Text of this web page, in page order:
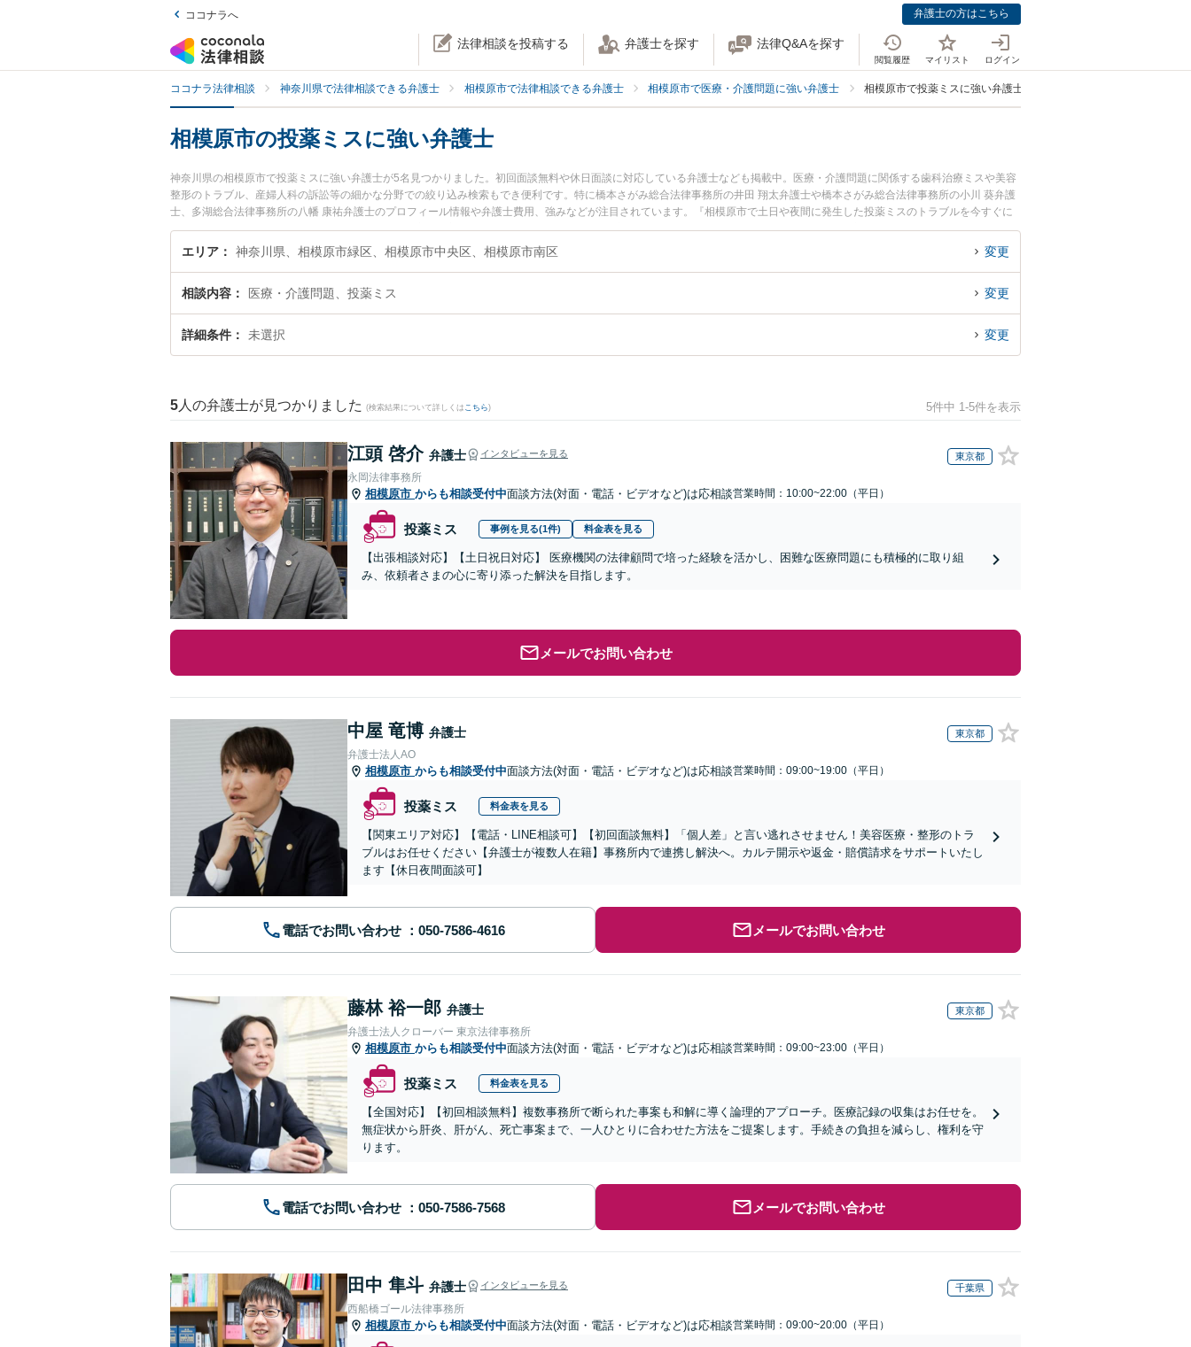
ココナラへ 弁護士の方はこちら
法律相談を投稿する 弁護士を探す 法律Q&Aを探す
閲覧履歴 マイリスト ログイン
ココナラ法律相談 神奈川県で法律相談できる弁護士 相模原市で法律相談できる弁護士 相模原市で医療・介護問題に強い弁護士 相模原市で投薬ミスに強い弁護士
相模原市の投薬ミスに強い弁護士
神奈川県の相模原市で投薬ミスに強い弁護士が5名見つかりました。初回面談無料や休日面談に対応している弁護士なども掲載中。医療・介護問題に関係する歯科治療ミスや美容
整形のトラブル、産婦人科の訴訟等の細かな分野での絞り込み検索もでき便利です。特に橋本さがみ総合法律事務所の井田 翔太弁護士や橋本さがみ総合法律事務所の小川 葵弁護
士、多湖総合法律事務所の八幡 康祐弁護士のプロフィール情報や弁護士費用、強みなどが注目されています。『相模原市で土日や夜間に発生した投薬ミスのトラブルを今すぐに
弁護士に相談したい』『投薬ミスのトラブル解決の実績豊富な近くの弁護士を検索したい』『初回相談無料で投薬ミスを法律相談できる相模原市内の弁護士に相談予約したい』な
どでお困りの相談者さんにおすすめです。
エリア 神奈川県、相模原市緑区、相模原市中央区、相模原市南区 変更
相談内容 医療・介護問題、投薬ミス 変更
詳細条件 未選択 変更
5 人の弁護士が見つかりました (検索結果について詳しくは こちら) 5件中 1-5件を表示
江頭 啓介 弁護士 インタビューを見る 東京都
永岡法律事務所
相模原市 からも相談受付中面談方法(対面・電話・ビデオなど)は応相談営業時間：10:00~22:00（平日）
投薬ミス 事例を見る(1件) 料金表を見る
【出張相談対応】【土日祝日対応】 医療機関の法律顧問で培った経験を活かし、困難な医療問題にも積極的に取り組
み、依頼者さまの心に寄り添った解決を目指します。
メールでお問い合わせ
中屋 竜博 弁護士 東京都
弁護士法人AO
相模原市 からも相談受付中面談方法(対面・電話・ビデオなど)は応相談営業時間：09:00~19:00（平日）
投薬ミス 料金表を見る
【関東エリア対応】【電話・LINE相談可】【初回面談無料】「個人差」と言い逃れさせません！美容医療・整形のトラ
ブルはお任せください【弁護士が複数人在籍】事務所内で連携し解決へ。カルテ開示や返金・賠償請求をサポートいたし
ます【休日夜間面談可】
電話でお問い合わせ メールでお問い合わせ
藤林 裕一郎 弁護士 東京都
弁護士法人クローバー 東京法律事務所
相模原市 からも相談受付中面談方法(対面・電話・ビデオなど)は応相談営業時間：09:00~23:00（平日）
投薬ミス 料金表を見る
【全国対応】【初回相談無料】複数事務所で断られた事案も和解に導く論理的アプローチ。医療記録の収集はお任せを。
無症状から肝炎、肝がん、死亡事案まで、一人ひとりに合わせた方法をご提案します。手続きの負担を減らし、権利を守
ります。
電話でお問い合わせ メールでお問い合わせ
田中 隼斗 弁護士 インタビューを見る 千葉県
西船橋ゴール法律事務所
相模原市 からも相談受付中面談方法(対面・電話・ビデオなど)は応相談営業時間：09:00~20:00（平日）